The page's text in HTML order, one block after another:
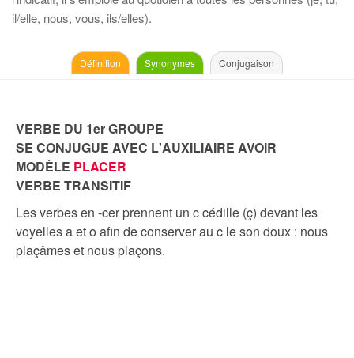
il/elle, nous, vous, ils/elles).
Définition Synonymes Conjugaison
VERBE DU 1er GROUPE
SE CONJUGUE AVEC L'AUXILIAIRE AVOIR
MODÈLE PLACER
VERBE TRANSITIF
Les verbes en -cer prennent un c cédille (ç) devant les
voyelles a et o afin de conserver au c le son doux : nous
plaçâmes et nous plaçons.